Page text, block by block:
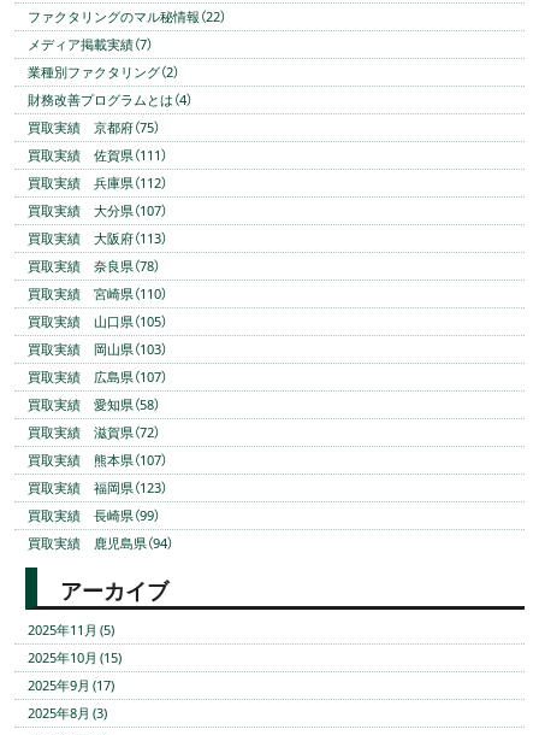
ファクタリングのマル秘情報（22）
メディア掲載実績（7）
業種別ファクタリング（2）
財務改善プログラムとは（4）
買取実績 京都府（75）
買取実績 佐賀県（111）
買取実績 兵庫県（112）
買取実績 大分県（107）
買取実績 大阪府（113）
買取実績 奈良県（78）
買取実績 宮崎県（110）
買取実績 山口県（105）
買取実績 岡山県（103）
買取実績 広島県（107）
買取実績 愛知県（58）
買取実績 滋賀県（72）
買取実績 熊本県（107）
買取実績 福岡県（123）
買取実績 長崎県（99）
買取実績 鹿児島県（94）
アーカイブ
2025年11月 (5)
2025年10月 (15)
2025年9月 (17)
2025年8月 (3)